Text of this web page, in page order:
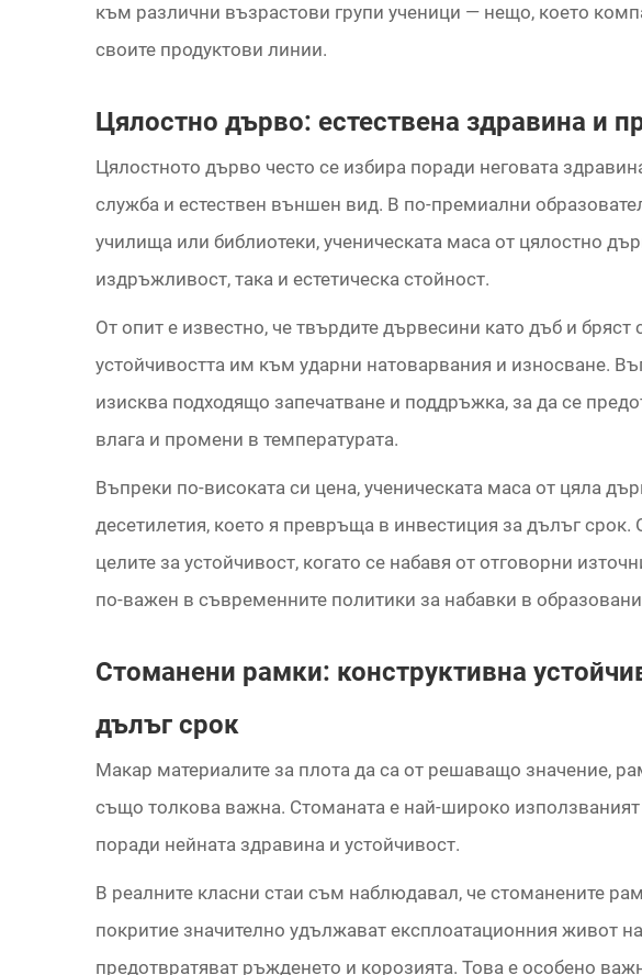
към различни възрастови групи ученици — нещо, което
своите продуктови линии.
Цялостно дърво: естествена здравина и
Цялостното дърво често се избира поради неговата
служба и естествен външен вид. В по-премиални
училища или библиотеки, ученическата маса от цялостно
издръжливост, така и естетическа стойност.
От опит е известно, че твърдите дървесини като дъб и
устойчивостта им към ударни натоварвания и износване.
изисква подходящо запечатване и поддръжка, за да се
влага и промени в температурата.
Въпреки по-високата си цена, ученическата маса от цяла
десетилетия, което я превръща в инвестиция за дълъг срок.
целите за устойчивост, когато се набавя от отговорни
по-важен в съвременните политики за набавки в
Стоманени рамки: конструктивна
дълъг срок
Макар материалите за плота да са от решаващо значение,
също толкова важна. Стоманата е най-широко
поради нейната здравина и устойчивост.
В реалните класни стаи съм наблюдавал, че стоманените
покритие значително удължават експлоатационния живот
предотвратяват ръжденето и корозията. Това е особено